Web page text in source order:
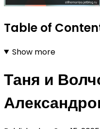
Table of
Show more
Таня и